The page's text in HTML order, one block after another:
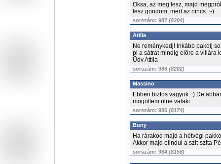
Oksa, az meg lesz, majd
lesz gondom, mert az nincs. :-)
sorszám: 987 (8204)
Atilla
Ne reménykedj! Inkább pakolj
pl a sátrat mindíg előre a villára
Üdv Attila
sorszám: 986 (8202)
Massino
Ebben biztos vagyok. :) De
mögöttem ülne valaki.
sorszám: 985 (8174)
Buny
Ha rárakod majd a hétvégi
Akkor majd elindul a szit-szita
sorszám: 984 (8158)